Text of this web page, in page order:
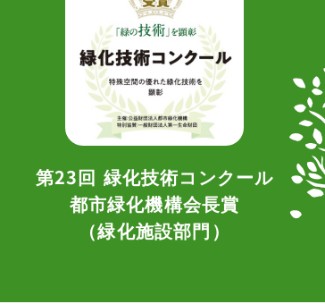
第23回 緑化技術コンクール
都市緑化機構会長賞
（緑化施設部門）